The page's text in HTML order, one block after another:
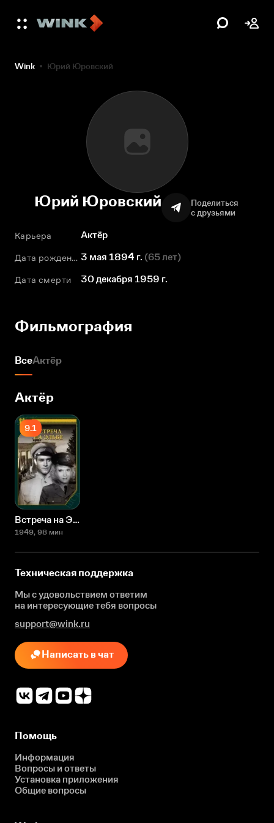
Wink Юрий Юровский
Юрий Юровский
Поделиться
с друзьями
Карьера Актёр
Дата рождения 3 мая 1894 г. (65 лет)
Дата смерти 30 декабря 1959 г.
Фильмография
ВсеАктёр
Актёр
9.1
Встреча на Эльбе
1949, 98 мин
Техническая поддержка
Мы с удовольствием ответим
на интересующиетебя вопросы
support@wink.ru
Написать в чат
Помощь
Информация
Вопросы и ответы
Установка приложения
Общие вопросы